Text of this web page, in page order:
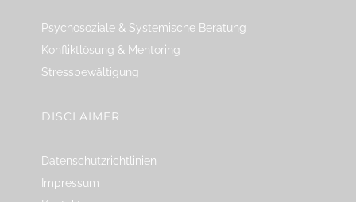
Psychosoziale & Systemische Beratung
Konfliktlösung & Mentoring
Stressbewältigung
DISCLAIMER
Datenschutzrichtlinien
Impressum